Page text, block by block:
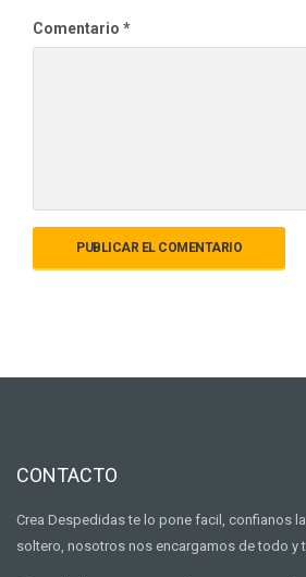
Comentario *
CONTACTO
Crea Despedidas te lo pone facil, confianos
soltero, nosotros nos encargamos de todo y